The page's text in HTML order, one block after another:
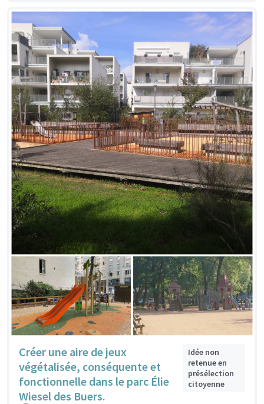
Créer une aire de jeux
végétalisée, conséquente et
fonctionnelle dans le parc Élie
Wiesel des Buers.
Idée non
retenue en
présélection
citoyenne